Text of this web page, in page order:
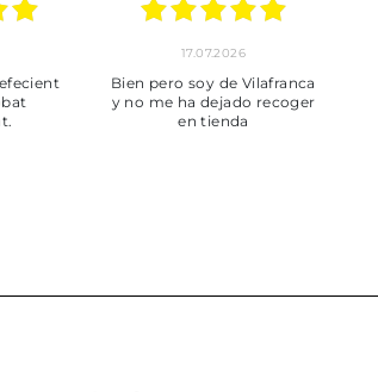
30.06.2026
Tot perfecte